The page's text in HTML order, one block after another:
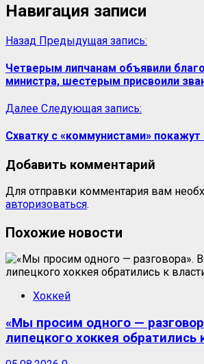
Навигация записи
Назад Предыдущая запись:
Четверым липчанам объявили
министра, шестерым присвоили
Далее Следующая запись:
Схватку с «коммунистами» покажут
Добавить комментарий
Для отправки комментария вам
авторизоваться.
Похожие новости
Хоккей
«Мы просим одного —
липецкого хоккея обратились